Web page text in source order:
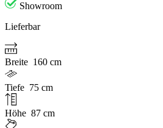
Showroom
Lieferbar
Breite 160 cm
Tiefe 75 cm
Höhe 87 cm